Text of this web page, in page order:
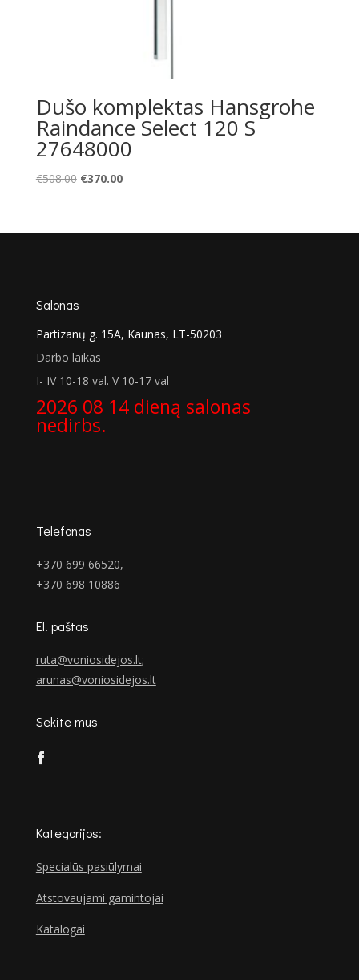
Dušo komplektas Hansgrohe
Raindance Select 120 S
27648000
€508.00 Original
€508.00.
€370.00Current
€370.00.
Salonas
Partizanų g. 15A, Kaunas, LT-50203
Darbo laikas
I- IV 10-18 val. V 10-17 val
2026 08 14 dieną salonas
nedirbs.
Telefonas
+370 699 66520,
+370 698 10886
El. paštas
ruta@voniosidejos.lt;
arunas@voniosidejos.lt
Sekite mus
Kategorijos:
Specialūs pasiūlymai
Atstovaujami gamintojai
Katalogai